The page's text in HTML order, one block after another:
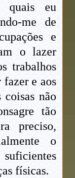
quais eu
me de
e
o lazer
trabalhos
fazer e aos
coisas não
tão
preciso,
o
físicas.